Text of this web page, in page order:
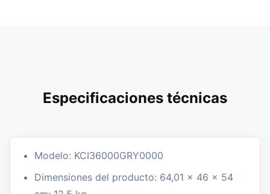
Especificaciones técnicas
Modelo: KCI36000GRY0000
Dimensiones del producto: 64,01 x 46 x 54